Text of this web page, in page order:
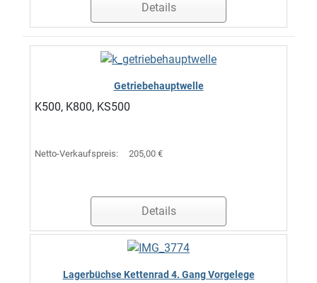
Details
Getriebehauptwelle
K500, K800, KS500
Netto-Verkaufspreis: 205,00 €
Details
Lagerbüchse Kettenrad 4. Gang Vorgelege